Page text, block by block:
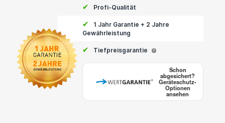
✔ Profi-Qualität
✔
1 Jahr Garantie + 2 Jahre
Gewährleistung
✔ Tiefpreisgarantie i
Schon
abgesichert?
Geräteschutz-
Optionen
ansehen